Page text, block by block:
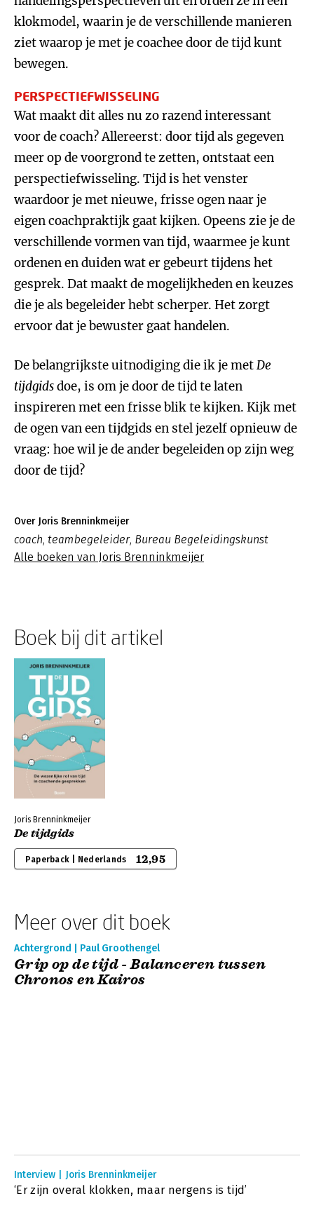
klokmodel, waarin je de verschillende manieren
ziet waarop je met je coachee door de tijd kunt
bewegen.
PERSPECTIEFWISSELING
Wat maakt dit alles nu zo razend interessant
voor de coach? Allereerst: door tijd als gegeven
meer op de voorgrond te zetten, ontstaat een
perspectiefwisseling. Tijd is het venster
waardoor je met nieuwe, frisse ogen naar je
eigen coachpraktijk gaat kijken. Opeens zie je de
verschillende vormen van tijd, waarmee je kunt
ordenen en duiden wat er gebeurt tijdens het
gesprek. Dat maakt de mogelijkheden en keuzes
die je als begeleider hebt scherper. Het zorgt
ervoor dat je bewuster gaat handelen.
De belangrijkste uitnodiging die ik je metDe
tijdgidsdoe, is om je door de tijd te laten
inspireren met een frisse blik te kijken. Kijk met
de ogen van een tijdgids en stel jezelf opnieuw de
vraag: hoe wil je de ander begeleiden op zijn weg
door de tijd?
Over Joris Brenninkmeijer
coach, teambegeleider, Bureau Begeleidingskunst
Alle boeken van Joris Brenninkmeijer
Boek bij dit artikel
Joris Brenninkmeijer
De tijdgids
Paperback | Nederlands 12,95
Meer over dit boek
Achtergrond | Paul Groothengel
Grip op de tijd - Balanceren tussen
Chronos en Kairos
Interview | Joris Brenninkmeijer
‘Er zijn overal klokken, maar nergens is tijd’